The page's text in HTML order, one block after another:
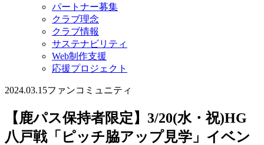
パートナー募集
クラブ理念
クラブ情報
サステナビリティ
Web制作支援
応援プロジェクト
2024.03.15ファンコミュニティ
【鹿パス保持者限定】3/20(水・祝)HG
八戸戦「ピッチ脇アップ見学」イベン